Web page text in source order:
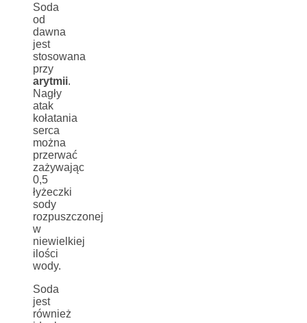
Soda
od
dawna
jest
stosowana
przy
arytmii.
Nagły
atak
kołatania
serca
można
przerwać
zażywając
0,5
łyżeczki
sody
rozpuszczonej
w
niewielkiej
ilości
wody.
Soda
jest
również